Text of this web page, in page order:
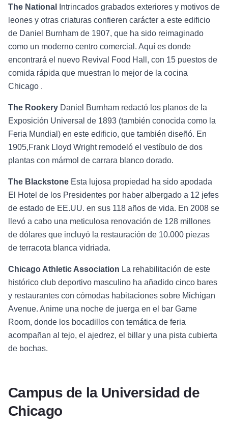
The National
Intrincados grabados exteriores y motivos de
leones y otras criaturas confieren carácter a este edificio
de Daniel Burnham de 1907, que ha sido reimaginado
como un moderno centro comercial. Aquí es donde
encontrará el nuevo Revival Food Hall, con 15 puestos de
comida rápida que muestran lo mejor de la cocina
Chicago .
The Rookery Daniel Burnham redactó los planos de la
Exposición Universal de 1893 (también conocida como la
Feria Mundial) en este edificio, que también diseñó. En
1905,Frank Lloyd Wright remodeló el vestíbulo de dos
plantas con mármol de carrara blanco dorado.
The Blackstone Esta lujosa propiedad ha sido apodada
El Hotel de los Presidentes por haber albergado a 12 jefes
de estado de EE.UU. en sus 118 años de vida. En 2008 se
llevó a cabo una meticulosa renovación de 128 millones
de dólares que incluyó la restauración de 10.000 piezas
de terracota blanca vidriada.
Chicago Athletic Association La rehabilitación de este
histórico club deportivo masculino ha añadido cinco bares
y restaurantes con cómodas habitaciones sobre Michigan
Avenue. Anime una noche de juerga en el bar Game
Room, donde los bocadillos con temática de feria
acompañan al tejo, el ajedrez, el billar y una pista cubierta
de bochas.
Campus de la Universidad de
Chicago